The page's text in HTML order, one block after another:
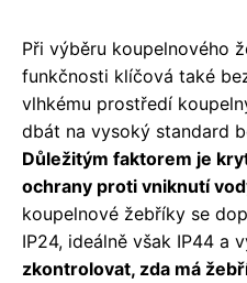
Při výběru koupelnového
funkčnosti klíčová také
vlhkému prostředí
dbát na vysoký standard
Důležitým faktorem je
ochrany proti vniknutí
koupelnové žebříky se
IP24, ideálně však IP44 a
zkontrolovat, zda má